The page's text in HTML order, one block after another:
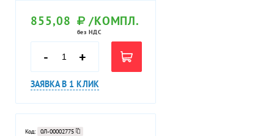
855,08 /КОМПЛ.
без НДС
- +
ЗАЯВКА В 1 КЛИК
Код: 0Л-00002775